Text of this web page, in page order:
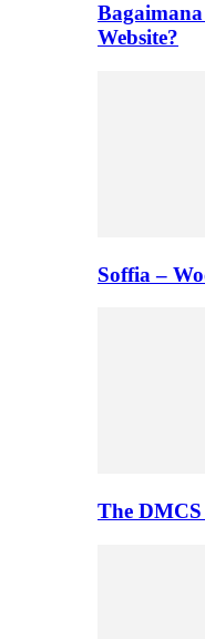
Website?
Soffia –
The DMCS